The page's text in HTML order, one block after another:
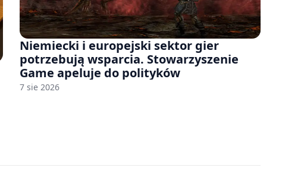
Niemiecki i europejski sektor gier
potrzebują wsparcia. Stowarzyszenie
Game apeluje do polityków
7 sie 2026